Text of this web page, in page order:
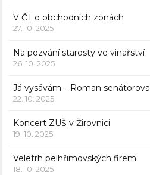
V ČT o obchodních zónách
27. 10. 2025
Na pozvání starosty ve vinařství
26. 10. 2025
Já vysávám – Roman senátoroval
22. 10. 2025
Koncert ZUŠ v Žirovnici
19. 10. 2025
Veletrh pelhřimovských firem
18. 10. 2025